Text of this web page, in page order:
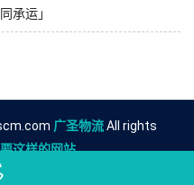
承运」
广圣物流All rights
这样的网站